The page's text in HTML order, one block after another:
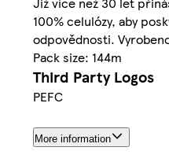
100% celulózy, aby
odpovědnosti.
Pack size: 144m
Third Party Logos
PEFC
More information